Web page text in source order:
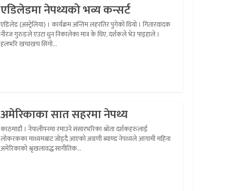
एडिलेडमा नेपथ्यको भव्य कन्सर्ट
एडिलेड (अस्ट्रेलिया) । कार्यक्रम अन्तिम लहरतिर पुगेको थियो । गितारवादक
नीरज गुरुङले एउटा धुन निकालेका मात्र के थिए, दर्शकले भेउ पाइहाले ।
हलभरि खचाखच सिंगो...
अमेरिकाका सात सहरमा नेपथ्य
काठमाडौं । नेपालीपनमा रमाउने संसारभरिका श्रोता दर्शकहरुलाई
लोकरकका माध्यमबाट जोड्दै आएको अग्रणी ब्याण्ड नेपथ्यले आगामी महिना
अमेरिकाको श्रृंखलावद्ध सा‌गीतिक...